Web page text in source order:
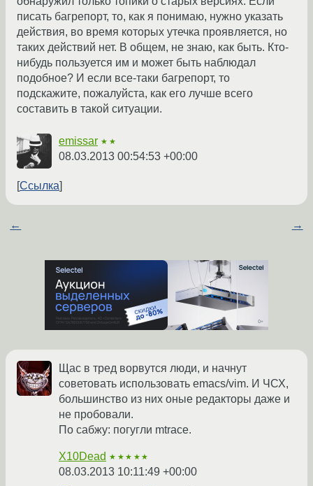
писать багрепорт, то, как я понимаю, нужно указать
действия, во время которых утечка проявляется, но
таких действий нет. В общем, не знаю, как быть. Кто-
нибудь пользуется им и может быть наблюдал
подобное? И если все-таки багрепорт, то
подскажите, пожалуйста, как его лучше всего
составить в такой ситуации.
emissar ★★
08.03.2013 00:54:53 +00:00
Ссылка
← →
Щас в тред ворвутся люди, и начнут
советовать использовать emacs/vim. И ЧСХ,
большинство из них оные редакторы даже и
не пробовали.
По сабжу: погугли mtrace.
X10Dead ★★★★★
08.03.2013 10:11:49 +00:00